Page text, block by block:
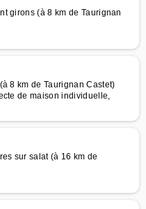
girons (à 8 km de Taurignan
8 km de Taurignan Castet)
de maison individuelle,
sur salat (à 16 km de